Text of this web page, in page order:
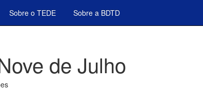
Sobre o TEDE Sobre a BDTD
de Julho